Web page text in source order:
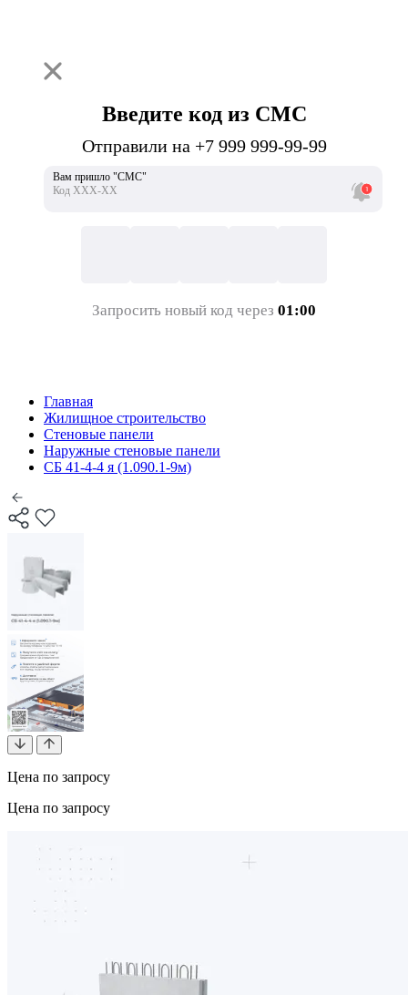
Введите код из СМС
Отправили на +7 999 999-99-99
Вам пришло "СМС"
Код ХХХ-ХХ
Запросить новый код через 01:00
Главная
Жилищное строительство
Стеновые панели
Наружные стеновые панели
СБ 41-4-4 я (1.090.1-9м)
Цена по запросу
Цена по запросу